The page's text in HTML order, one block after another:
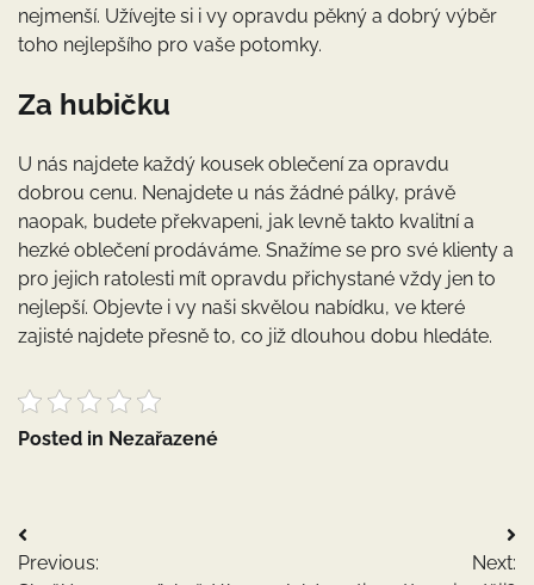
nejmenší. Užívejte si i vy opravdu pěkný a dobrý výběr
toho nejlepšího pro vaše potomky.
Za hubičku
U nás najdete každý kousek oblečení za opravdu
dobrou cenu. Nenajdete u nás žádné pálky, právě
naopak, budete překvapeni, jak levně takto kvalitní a
hezké oblečení prodáváme. Snažíme se pro své klienty a
pro jejich ratolesti mít opravdu přichystané vždy jen to
nejlepší. Objevte i vy naši skvělou nabídku, ve které
zajisté najdete přesně to, co již dlouhou dobu hledáte.
Posted in Nezařazené
Navigace
Previous:
Next: